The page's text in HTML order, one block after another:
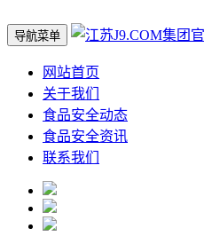
导航菜单
网站首页
关于我们
食品安全动态
食品安全资讯
联系我们